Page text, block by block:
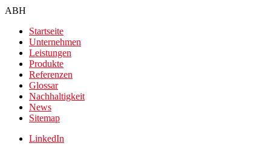
ABH
Startseite
Unternehmen
Leistungen
Produkte
Referenzen
Glossar
Nachhaltigkeit
News
Sitemap
LinkedIn